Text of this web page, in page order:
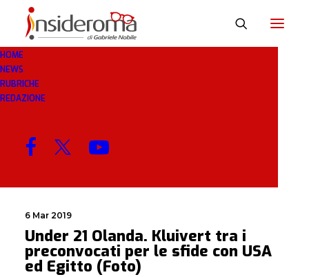
HOME
NEWS
RUBRICHE
REDAZIONE
PRECONVOCATI
MENU
6 Mar 2019
Under 21 Olanda. Kluivert tra i
preconvocati per le sfide con USA
ed Egitto (Foto)